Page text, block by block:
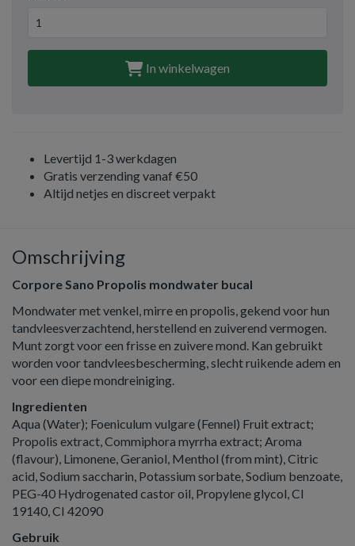
In winkelwagen
Levertijd 1-3 werkdagen
Gratis verzending vanaf €50
Altijd netjes en discreet verpakt
Omschrijving
Corpore Sano Propolis mondwater bucal
Mondwater met venkel, mirre en propolis, gekend voor hun
tandvleesverzachtend, herstellend en zuiverend vermogen.
Munt zorgt voor een frisse en zuivere mond. Kan gebruikt
worden voor tandvleesbescherming, slecht ruikende adem en
voor een diepe mondreiniging.
Ingredienten
Aqua (Water); Foeniculum vulgare (Fennel) Fruit extract;
Propolis extract, Commiphora myrrha extract; Aroma
(flavour), Limonene, Geraniol, Menthol (from mint), Citric
acid, Sodium saccharin, Potassium sorbate, Sodium benzoate,
PEG-40 Hydrogenated castor oil, Propylene glycol, CI
19140, CI 42090
Gebruik